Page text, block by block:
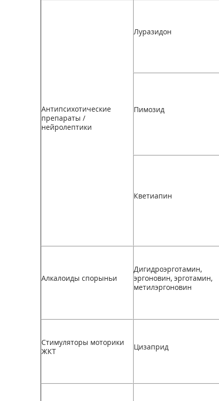
Антипсихотические
препараты /
нейролептики
Луразидон
Пимозид
Кветиапин
Алкалоиды спорыньи
Дигидроэрготамин,
эргоновин, эрготамин,
метилэргоновин
Стимуляторы моторики
ЖКТ
Цизаприд